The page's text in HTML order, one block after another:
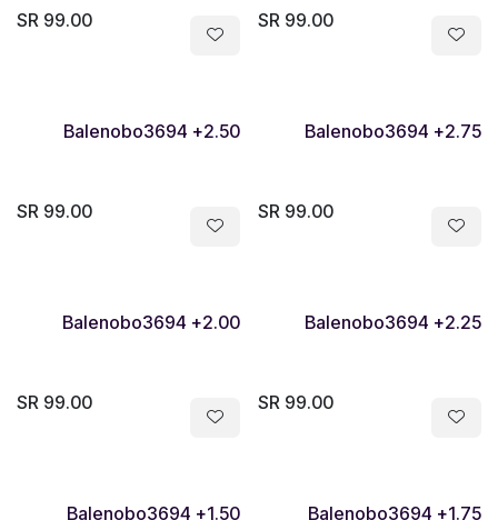
99.00
99.00
Balenobo3694 +2.75
99.00
Balenobo3694 +2.50
99.00
Balenobo3694 +2.25
99.00
Balenobo3694 +2.00
99.00
Balenobo3694 +1.75
Balenobo3694 +1.50